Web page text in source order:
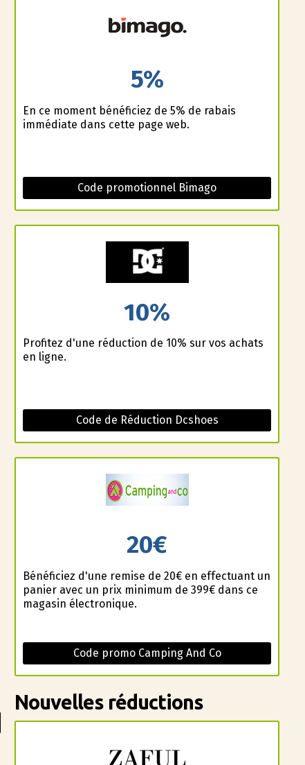
5%
En ce moment bénéficiez de 5% de rabais
immédiate dans cette page web.
Code promotionnel Bimago
10%
Profitez d'une réduction de 10% sur vos achats
en ligne.
Code de Réduction Dcshoes
20€
Bénéficiez d'une remise de 20€ en effectuant un
panier avec un prix minimum de 399€ dans ce
magasin électronique.
Code promo Camping And Co
Nouvelles réductions